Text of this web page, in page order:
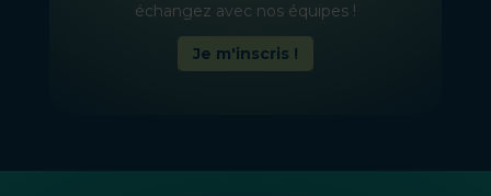
échangez avec nos équipes !
Je m'inscris !